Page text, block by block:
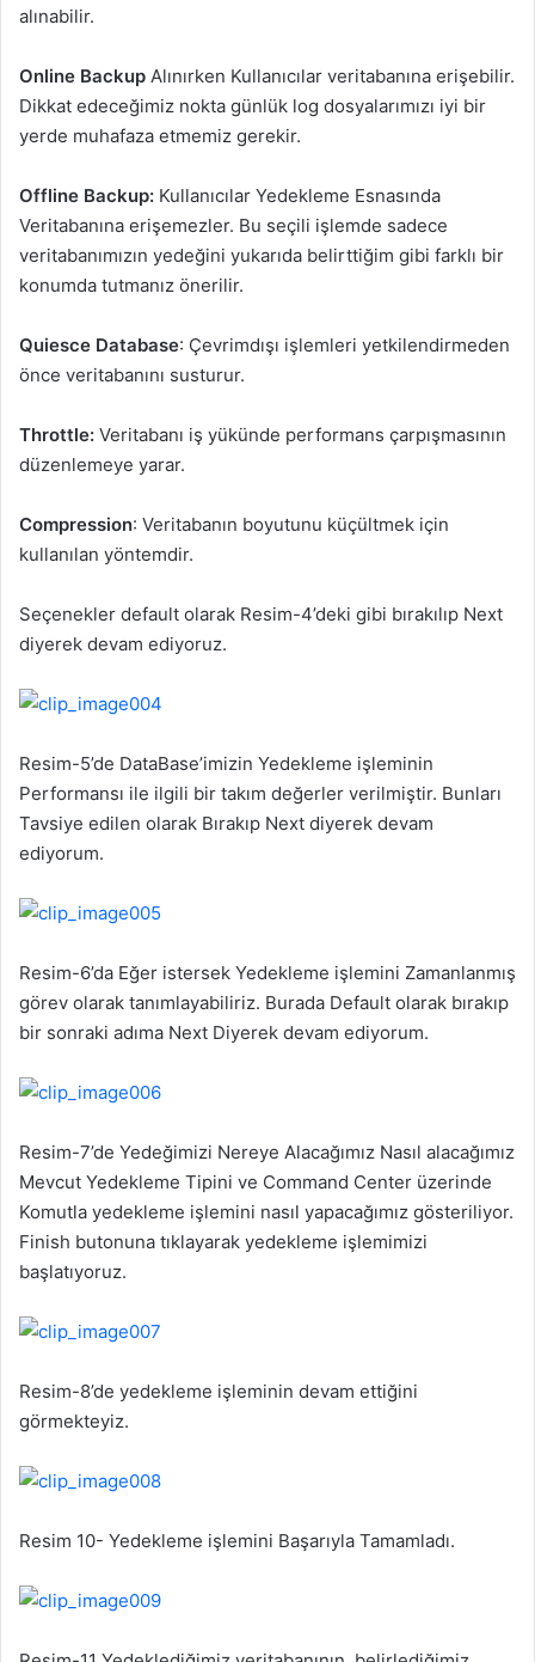
alınabilir.
Online Backup Alınırken Kullanıcılar veritabanına erişebilir.
Dikkat edeceğimiz nokta günlük log dosyalarımızı iyi bir
yerde muhafaza etmemiz gerekir.
Offline Backup: Kullanıcılar Yedekleme Esnasında
Veritabanına erişemezler. Bu seçili işlemde sadece
veritabanımızın yedeğini yukarıda belirttiğim gibi farklı bir
konumda tutmanız önerilir.
Quiesce Database: Çevrimdışı işlemleri yetkilendirmeden
önce veritabanını susturur.
Throttle: Veritabanı iş yükünde performans çarpışmasının
düzenlemeye yarar.
Compression: Veritabanın boyutunu küçültmek için
kullanılan yöntemdir.
Seçenekler default olarak Resim-4’deki gibi bırakılıp Next
diyerek devam ediyoruz.
Resim-5’de DataBase’imizin Yedekleme işleminin
Performansı ile ilgili bir takım değerler verilmiştir. Bunları
Tavsiye edilen olarak Bırakıp Next diyerek devam
ediyorum.
Resim-6’da Eğer istersek Yedekleme işlemini Zamanlanmış
görev olarak tanımlayabiliriz. Burada Default olarak bırakıp
bir sonraki adıma Next Diyerek devam ediyorum.
Resim-7’de Yedeğimizi Nereye Alacağımız Nasıl alacağımız
Mevcut Yedekleme Tipini ve Command Center üzerinde
Komutla yedekleme işlemini nasıl yapacağımız gösteriliyor.
Finish butonuna tıklayarak yedekleme işlemimizi
başlatıyoruz.
Resim-8’de yedekleme işleminin devam ettiğini
görmekteyiz.
Resim 10- Yedekleme işlemini Başarıyla Tamamladı.